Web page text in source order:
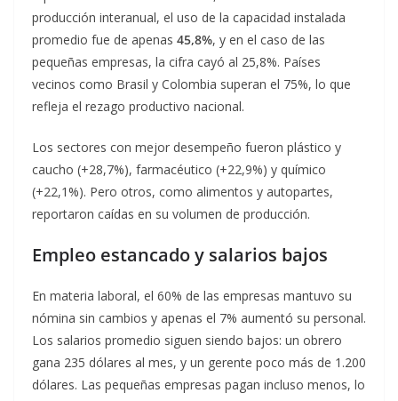
producción interanual, el uso de la capacidad instalada
promedio fue de apenas 45,8%, y en el caso de las
pequeñas empresas, la cifra cayó al 25,8%. Países
vecinos como Brasil y Colombia superan el 75%, lo que
refleja el rezago productivo nacional.
Los sectores con mejor desempeño fueron plástico y
caucho (+28,7%), farmacéutico (+22,9%) y químico
(+22,1%). Pero otros, como alimentos y autopartes,
reportaron caídas en su volumen de producción.
Empleo estancado y salarios bajos
En materia laboral, el 60% de las empresas mantuvo su
nómina sin cambios y apenas el 7% aumentó su personal.
Los salarios promedio siguen siendo bajos: un obrero
gana 235 dólares al mes, y un gerente poco más de 1.200
dólares. Las pequeñas empresas pagan incluso menos, lo